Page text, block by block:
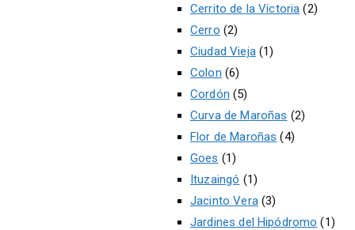
Cerrito de la Victoria (2)
Cerro (2)
Ciudad Vieja(1)
Colon (6)
Cordón (5)
Curva de Maroñas (2)
Flor de Maroñas (4)
Goes (1)
Ituzaingó (1)
Jacinto Vera(3)
Jardines del Hipódromo (1)